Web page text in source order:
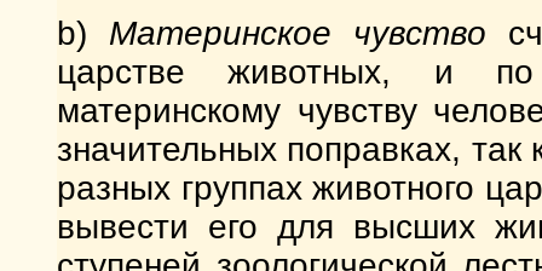
b) Материнское чувство
царстве животных, и
материнскому чувству
значительных поправках, так
разных группах животного
вывести его для высших